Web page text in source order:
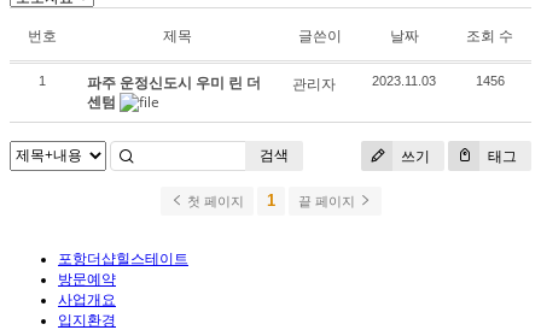
번호 제목 글쓴이 날짜 조회 수
1
파주 운정신도시 우미 린 더
센텀
관리자 2023.11.03 1456
쓰기 태그
검색
첫 페이지 1 끝 페이지
포항더샵힐스테이트
방문예약
사업개요
입지환경